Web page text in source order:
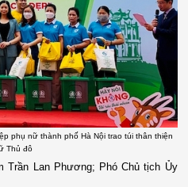
phụ nữ thành phố Hà Nội trao túi thân thiện
Thủ đô
Trần Lan Phương; Phó Chủ tịch Ủy